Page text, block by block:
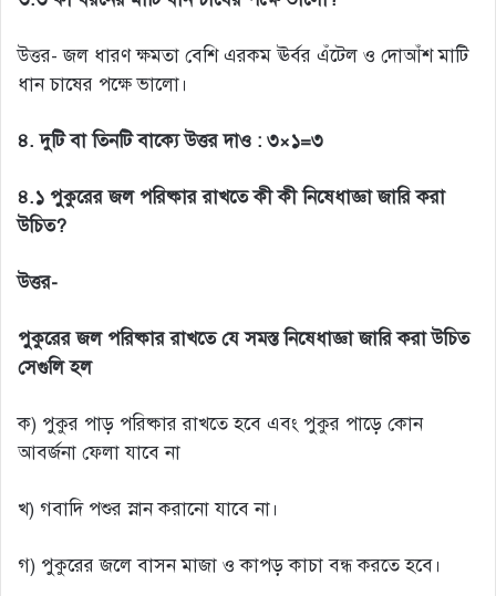
উত্তর- জল ধারণ ক্ষমতা বেশি এরকম ঊর্বর এঁটেল ও দোআঁশ মাটি
ধান চাষের পক্ষে ভালো।
৪. দুটি বা তিনটি বাক্যে উত্তর দাও : ৩×১=৩
৪.১ পুকুরের জল পরিষ্কার রাখতে কী কী নিষেধাজ্ঞা জারি করা
উচিত?
উত্তর-
পুকুরের জল পরিষ্কার রাখতে যে সমস্ত নিষেধাজ্ঞা জারি করা উচিত
সেগুলি হল
ক) পুকুর পাড় পরিষ্কার রাখতে হবে এবং পুকুর পাড়ে কোন
আবর্জনা ফেলা যাবে না
খ) গবাদি পশুর স্নান করানো যাবে না।
গ) পুকুরের জলে বাসন মাজা ও কাপড় কাচা বন্ধ করতে হবে।